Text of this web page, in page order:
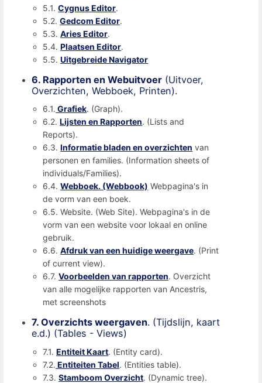
5.1.Cygnus Editor.
5.2.Gedcom Editor.
5.3.Aries Editor.
5.4.Plaatsen Editor.
5.5.Uitgebreide Navigator
6. Rapporten en Webuitvoer (Uitvoer,
Overzichten, Webboek, Printen).
6.1. Grafiek. (Graph).
6.2.Lijsten en Rapporten. (Lists and
Reports).
6.3.Informatie bladen en overzichten van
personen en families. (Information sheets of
individuals/Families).
6.4.Webboek. (Webbook) Webpagina's in
de vorm van een boek.
6.5. Website. (Web Site). Webpagina's in de
vorm van een website voor lokaal en online
gebruik.
6.6.Afdruk van een huidige weergave. (Print
of current view).
6.7.Voorbeelden van rapporten. Overzicht
van alle mogelijke rapporten van Ancestris,
met screenshots
7. Overzichts weergaven. (Tijdslijn, kaart
e.d.) (Tables - Views)
7.1.Entiteit Kaart. (Entity card).
7.2. Entiteiten Tabel. (Entities table).
7.3.Stamboom Overzicht. (Dynamic tree).